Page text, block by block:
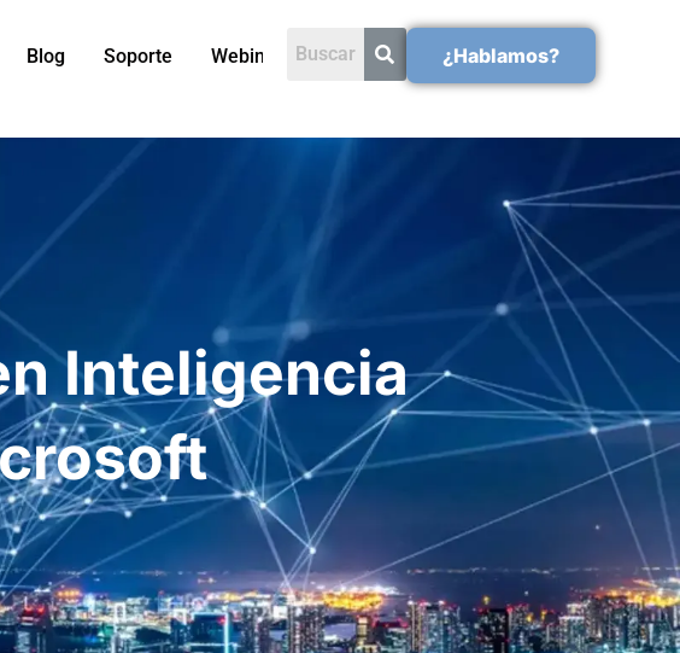
Blog Soporte Webinars ¿Hablamos?
Inteligencia